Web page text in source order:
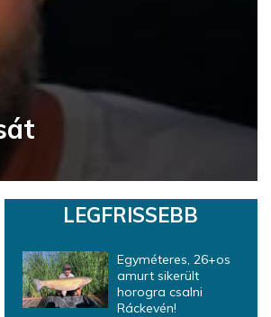
LEGFRISSEBB
Egyméteres, 26+os
amurt sikerült
horogra csalni
Ráckevén!